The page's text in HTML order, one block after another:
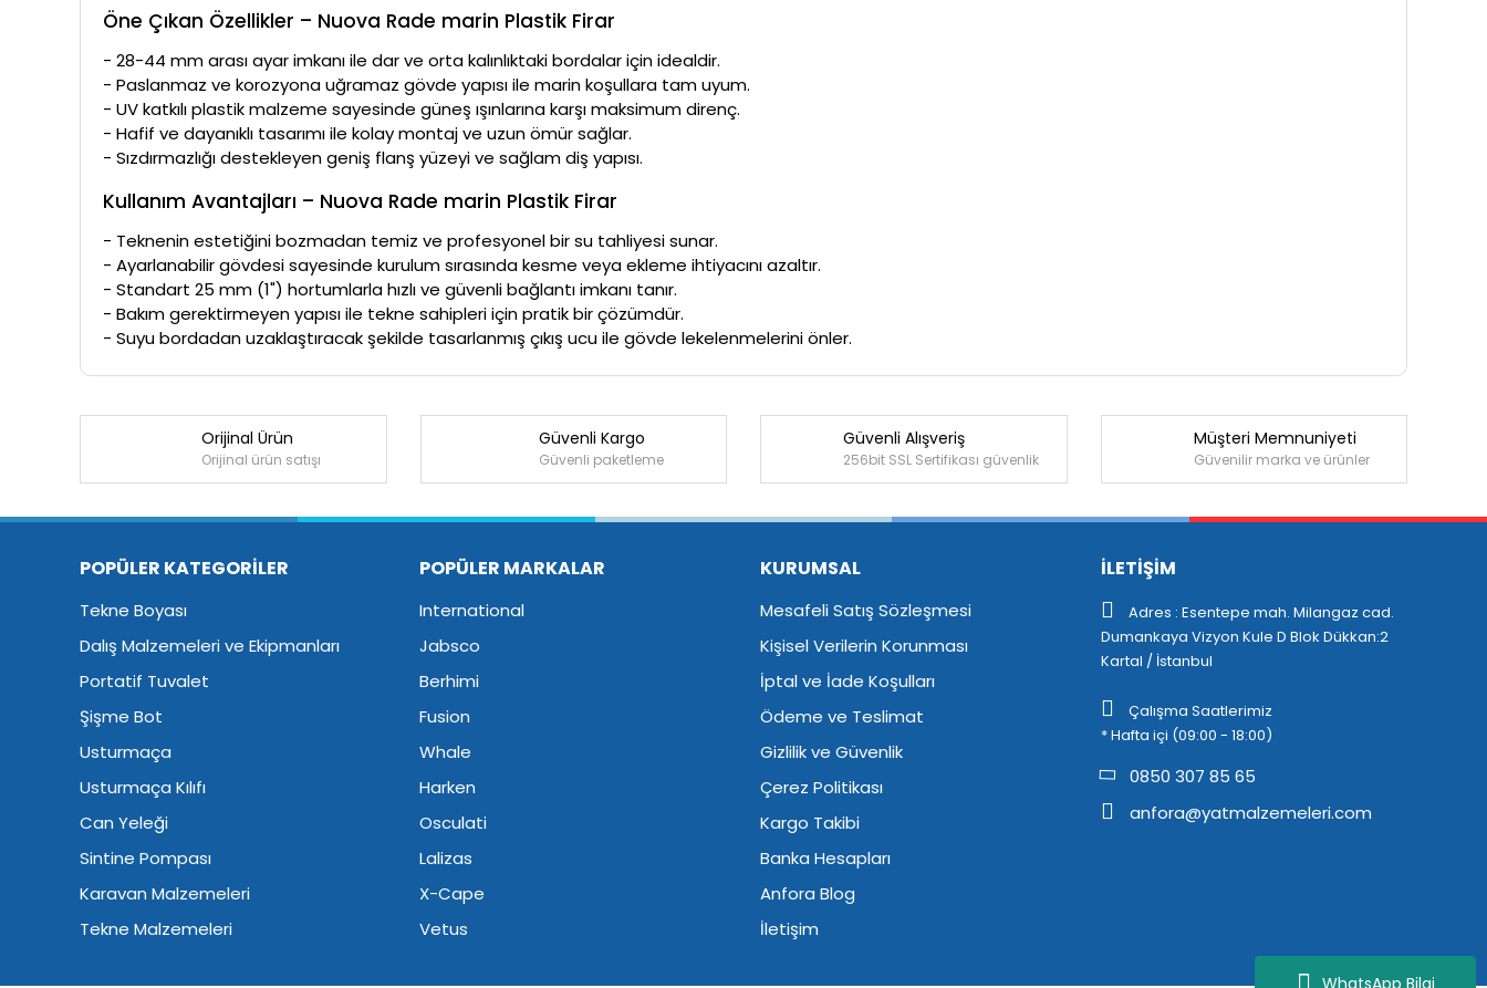
WhatsApp Bilgi
Öne Çıkan Özellikler – Nuova Rade marin Plastik Firar
- 28-44 mm arası ayar imkanı ile dar ve orta kalınlıktaki bordalar için idealdir.
- Paslanmaz ve korozyona uğramaz gövde yapısı ile marin koşullara tam uyum.
- UV katkılı plastik malzeme sayesinde güneş ışınlarına karşı maksimum direnç.
- Hafif ve dayanıklı tasarımı ile kolay montaj ve uzun ömür sağlar.
- Sızdırmazlığı destekleyen geniş flanş yüzeyi ve sağlam diş yapısı.
Kullanım Avantajları – Nuova Rade marin Plastik Firar
- Teknenin estetiğini bozmadan temiz ve profesyonel bir su tahliyesi sunar.
- Ayarlanabilir gövdesi sayesinde kurulum sırasında kesme veya ekleme ihtiyacını azaltır.
- Standart 25 mm (1") hortumlarla hızlı ve güvenli bağlantı imkanı tanır.
- Bakım gerektirmeyen yapısı ile tekne sahipleri için pratik bir çözümdür.
- Suyu bordadan uzaklaştıracak şekilde tasarlanmış çıkış ucu ile gövde lekelenmelerini önler.
Bu ürüne ilk yorumu siz yapın!
Orijinal Ürün
Orijinal ürün satışı
Güvenli Kargo
Güvenli paketleme
Güvenli Alışveriş
256bit SSL Sertifikası güvenlik
Müşteri Memnuniyeti
Güvenilir marka ve ürünler
POPÜLER KATEGORİLER
Tekne Boyası
Dalış Malzemeleri ve Ekipmanları
Portatif Tuvalet
Şişme Bot
Usturmaça
Usturmaça Kılıfı
Can Yeleği
Sintine Pompası
Karavan Malzemeleri
Tekne Malzemeleri
POPÜLER MARKALAR
International
Jabsco
Berhimi
Fusion
Whale
Harken
Osculati
Lalizas
X-Cape
Vetus
KURUMSAL
Mesafeli Satış Sözleşmesi
Kişisel Verilerin Korunması
İptal ve İade Koşulları
Ödeme ve Teslimat
Gizlilik ve Güvenlik
Çerez Politikası
Kargo Takibi
Banka Hesapları
Anfora Blog
İletişim
İLETİŞİM
Adres : Esentepe mah. Milangaz cad.
Dumankaya Vizyon Kule D Blok Dükkan:2
Kartal / İstanbul
Çalışma Saatlerimiz
* Hafta içi (09:00 - 18:00)
0850 307 85 65
anfora@yatmalzemeleri.com